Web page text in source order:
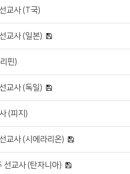
교사 (T국)
교사 (일본)
핀)
교사 (독일)
(피지)
교사 (시에라리온)
교사 (탄자니아)